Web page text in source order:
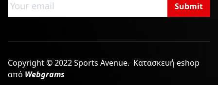
Submit
Copyright © 2022 Sports Avenue. Κατασκευή eshop
από Webgrams